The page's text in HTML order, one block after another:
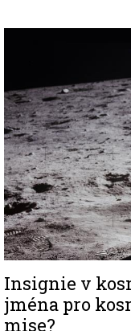
Insignie v
jména pro
mise?